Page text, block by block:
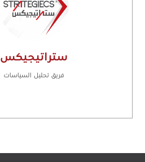
ستراتيجيكس
فريق تحليل السياسات